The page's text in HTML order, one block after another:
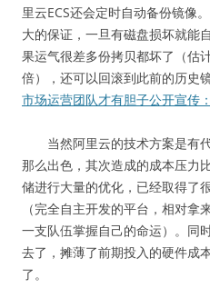
里云ECS还会定时自动备份镜像
大的保证，一旦有磁盘损坏就能
果运气很差多份拷贝都坏了（估
倍），还可以回滚到此前的历史镜
市场运营团队才有胆子公开宣传
当然阿里云的技术方案是有
那么出色，其次造成的成本压力
储进行大量的优化，已经取得了
（完全自主开发的平台，相对
一支队伍掌握自己的命运）。同
去了，摊薄了前期投入的硬件成
了。